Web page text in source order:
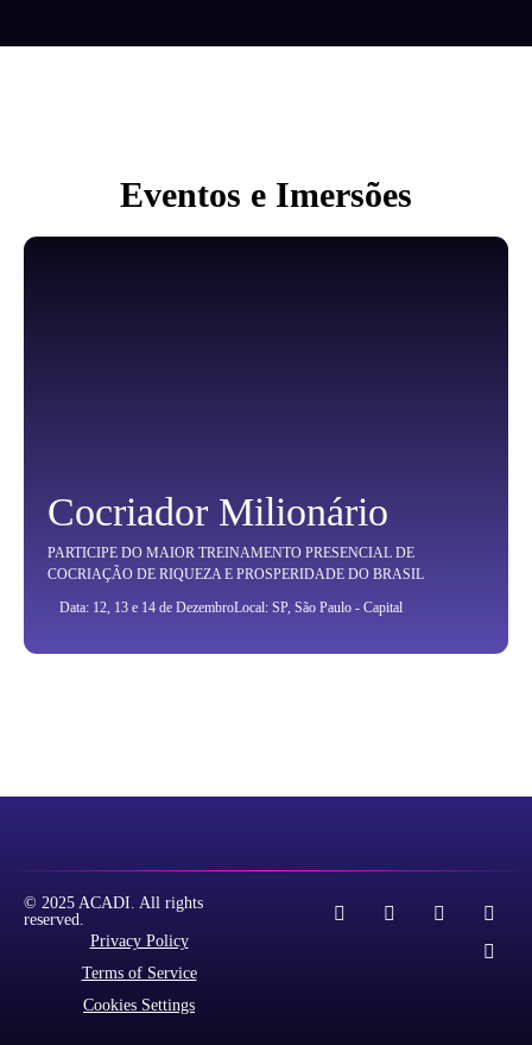
Eventos e Imersões
Cocriador Milionário
PARTICIPE DO MAIOR TREINAMENTO PRESENCIAL DE
COCRIAÇÃO DE RIQUEZA E PROSPERIDADE DO BRASIL
Data: 12, 13 e 14 de DezembroLocal: SP, São Paulo - Capital
© 2025 ACADI. All rights
reserved.
Privacy Policy
Terms of Service
Cookies Settings